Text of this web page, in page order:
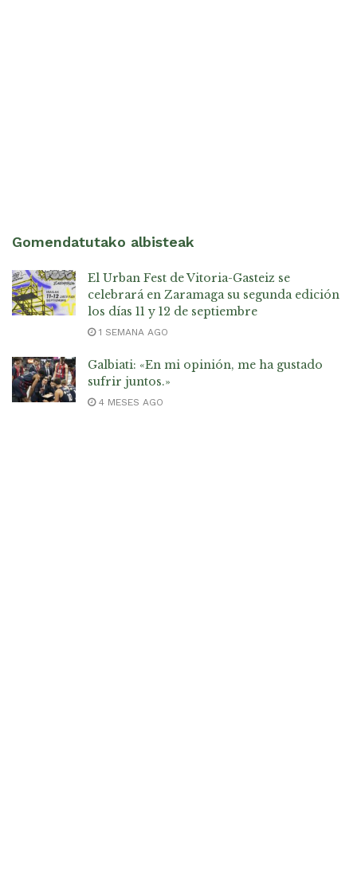
Gomendatutako albisteak
El Urban Fest de Vitoria-Gasteiz se
celebrará en Zaramaga su segunda edición
los días 11 y 12 de septiembre
1 SEMANA AGO
Galbiati: «En mi opinión, me ha gustado
sufrir juntos.»
4 MESES AGO